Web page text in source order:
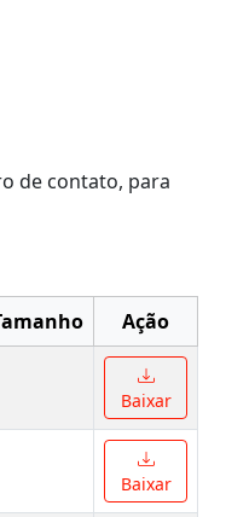
de contato, para
Ação
Baixar
Baixar